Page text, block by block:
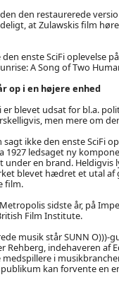
den den restaurerede
at Zulawskis film
enste SciFi oplevelse
A Song of Two
op i en højere enhed
blevet udsat for bl.a.
men mere om
ikke den enste SciFi
1927 ledsaget ny
under en brand.
blevet hædret et utal
film.
sidste år, på
Film Institute.
musik står SUNN O)))-
Rehberg, indehaveren af
i
kan forvente en